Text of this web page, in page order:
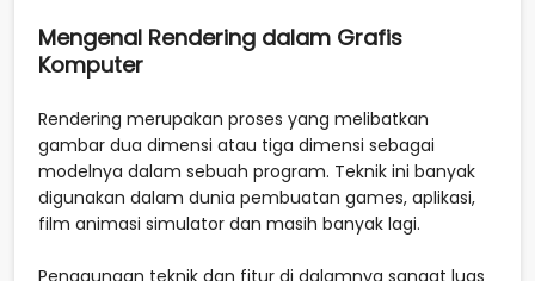
Mengenal Rendering dalam Grafis
Komputer
Rendering merupakan proses yang melibatkan
gambar dua dimensi atau tiga dimensi sebagai
modelnya dalam sebuah program. Teknik ini banyak
digunakan dalam dunia pembuatan games, aplikasi,
film animasi simulator dan masih banyak lagi.